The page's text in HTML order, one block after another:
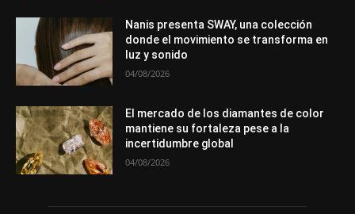
Nanis presenta SWAY, una colección
donde el movimiento se transforma en
luz y sonido
04/08/2026
El mercado de los diamantes de color
mantiene su fortaleza pese a la
incertidumbre global
04/08/2026